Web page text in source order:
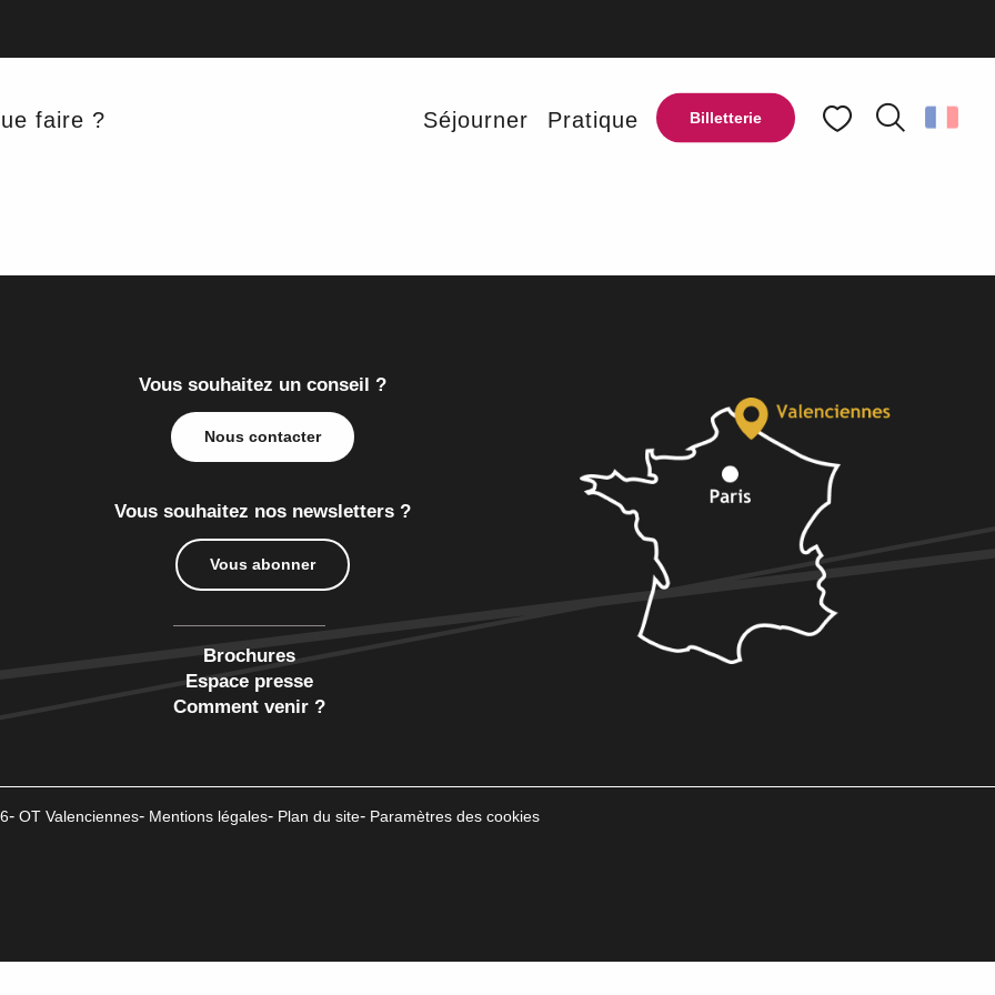
Billetterie
faire ? Séjourner Pratique
Ajouter aux favoris
Vous souhaitez un conseil ?
Nous contacter
Vous souhaitez nos newsletters ?
Vous abonner
Brochures
Espace presse
Comment venir ?
OT Valenciennes Mentions légales Plan du site Paramètres des cookies